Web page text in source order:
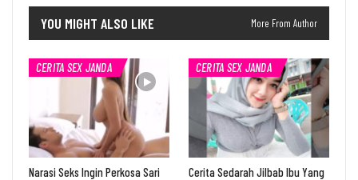
YOU MIGHT ALSO LIKE More From Author
CERITA SEX JANDA
Narasi Seks Ingin Perkosa Sari
CERITA SEX JANDA
Cerita Sedarah Jilbab Ibu Yang